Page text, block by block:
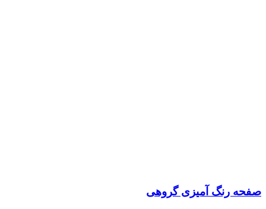
صفحه رنگ آمیزی گروهی